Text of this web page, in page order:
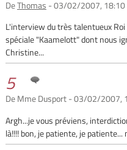
DeThomas - 03/02/2007, 18:10
L'interview du très talentueux
spéciale "Kaamelott" dont nous
Christine...
5
De Mme Dusport - 03/02/2007,
Argh...je vous préviens,
là!!!! bon, je patiente, je